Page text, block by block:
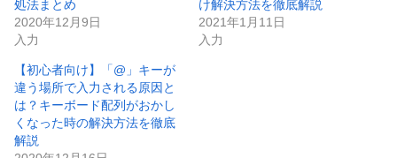
処法まとめ
2020年12月9日
入力
け解決方法を徹底解説
2021年1月11日
入力
【初心者向け】「@」キーが
違う場所で入力される原因と
は？キーボード配列がおかし
くなった時の解決方法を徹底
解説